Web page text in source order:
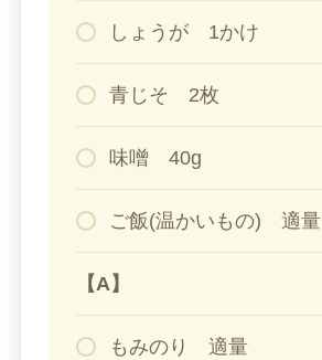
しょうが 1かけ
青じそ 2枚
味噌 40g
ご飯(温かいもの) 適量
【A】
もみのり 適量